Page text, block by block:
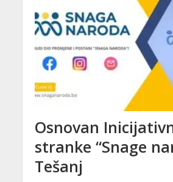
Osnovan
stranke “Snage
Tešanj